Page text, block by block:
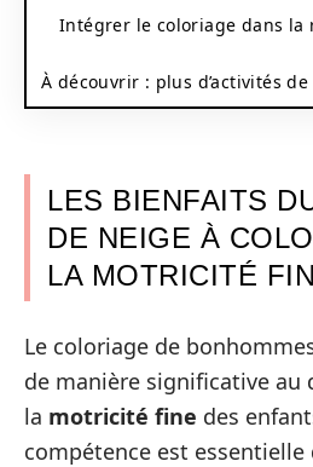
Intégrer le coloriage dans
À découvrir : plus d’activités
LES BIENFAITS
DE NEIGE À
LA MOTRICITÉ
Le coloriage de
de manière significative au
la motricité fine des
compétence est essentielle